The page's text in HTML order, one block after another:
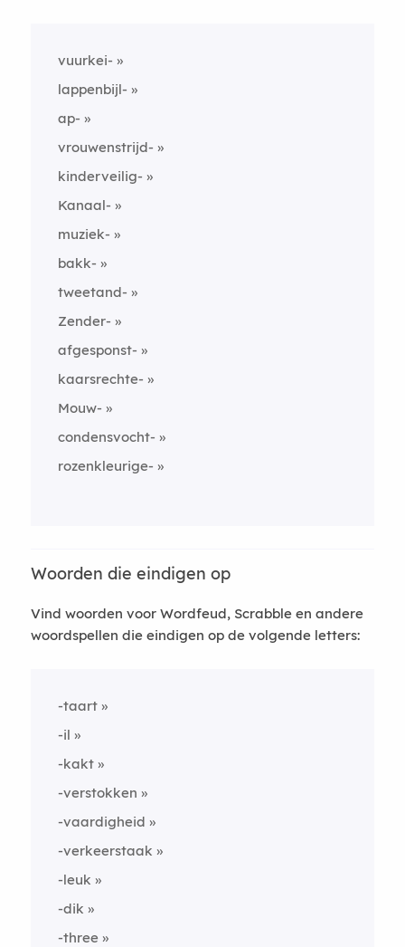
vuurkei-
lappenbijl-
ap-
vrouwenstrijd-
kinderveilig-
Kanaal-
muziek-
bakk-
tweetand-
Zender-
afgesponst-
kaarsrechte-
Mouw-
condensvocht-
rozenkleurige-
Woorden die eindigen op
Vind woorden voor Wordfeud, Scrabble en andere
woordspellen die eindigen op de volgende letters:
-taart
-il
-kakt
-verstokken
-vaardigheid
-verkeerstaak
-leuk
-dik
-three